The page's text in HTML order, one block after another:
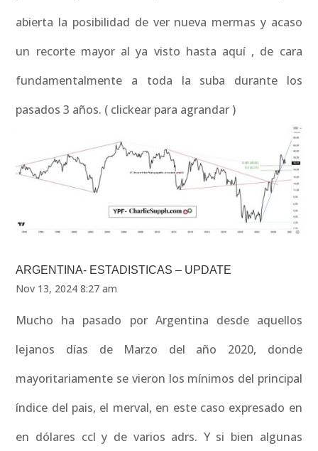
abierta la posibilidad de ver nueva mermas y acaso
un recorte mayor al ya visto hasta aquí , de cara
fundamentalmente a toda la suba durante los
pasados 3 años. ( clickear para agrandar )
ARGENTINA- ESTADISTICAS – UPDATE
Nov 13, 2024 8:27 am
Mucho ha pasado por Argentina desde aquellos
lejanos días de Marzo del año 2020, donde
mayoritariamente se vieron los mínimos del principal
índice del pais, el merval, en este caso expresado en
en dólares ccl y de varios adrs. Y si bien algunas